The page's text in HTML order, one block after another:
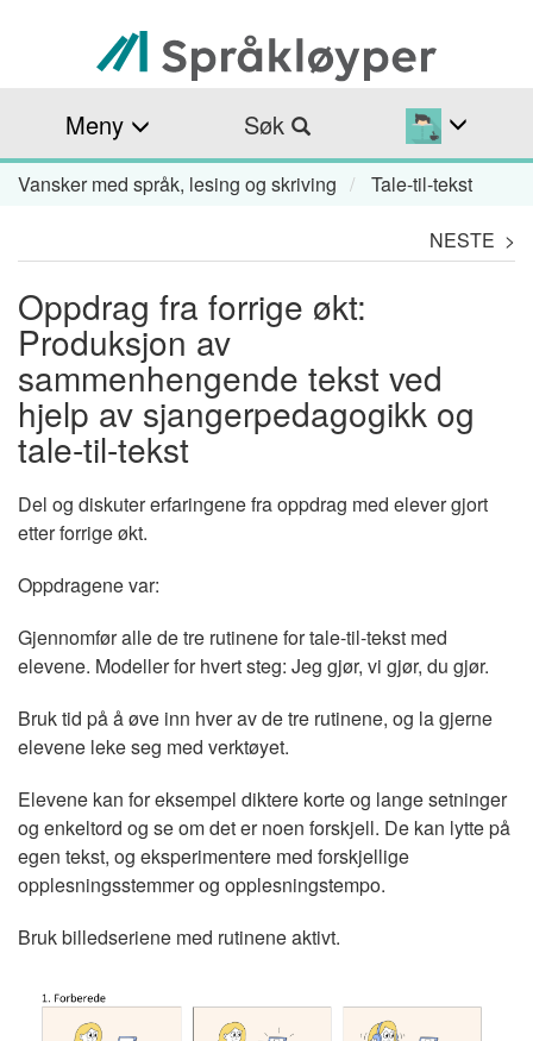
hovedinnhold
Meny Søk
Navigasjonssti
Vansker med språk, lesing og skriving Tale-til-tekst
NESTE >
Oppdrag fra forrige økt:
Produksjon av
sammenhengende tekst ved
hjelp av sjangerpedagogikk og
tale-til-tekst
Del og diskuter erfaringene fra oppdrag med elever gjort
etter forrige økt.
Oppdragene var:
Gjennomfør alle de tre rutinene for tale-til-tekst med
elevene. Modeller for hvert steg: Jeg gjør, vi gjør, du gjør.
Bruk tid på å øve inn hver av de tre rutinene, og la gjerne
elevene leke seg med verktøyet.
Elevene kan for eksempel diktere korte og lange setninger
og enkeltord og se om det er noen forskjell. De kan lytte på
egen tekst, og eksperimentere med forskjellige
opplesningsstemmer og opplesningstempo.
Bruk billedseriene med rutinene aktivt.
Image